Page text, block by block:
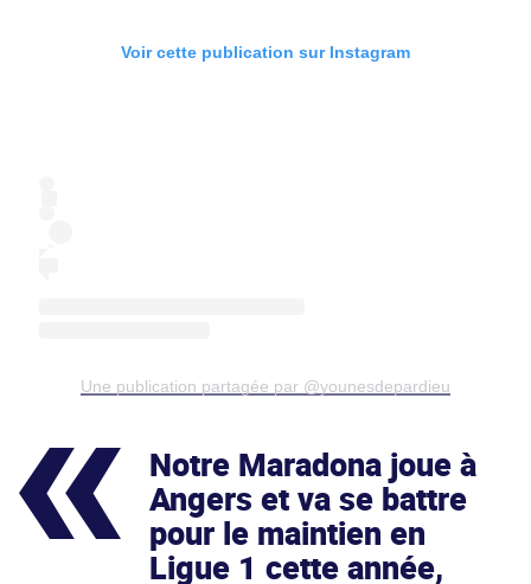
Voir cette publication sur Instagram
Une publication partagée par @younesdepardieu
Notre Maradona joue à
Angers et va se battre
pour le maintien en
Ligue 1 cette année,